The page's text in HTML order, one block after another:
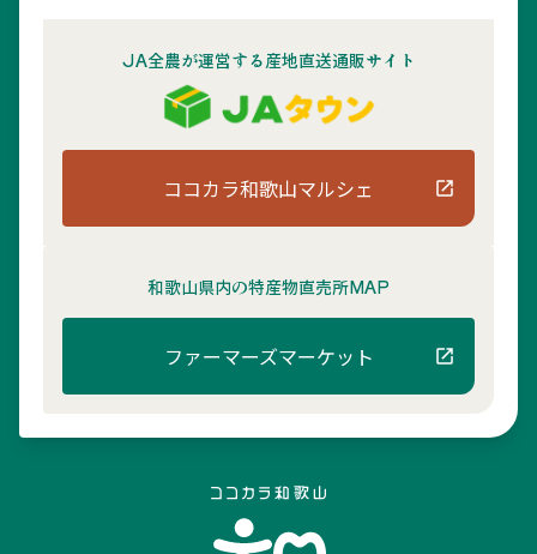
JA全農が運営する産地直送通販サイト
ココカラ和歌山マルシェ
和歌山県内の特産物直売所MAP
ファーマーズマーケット